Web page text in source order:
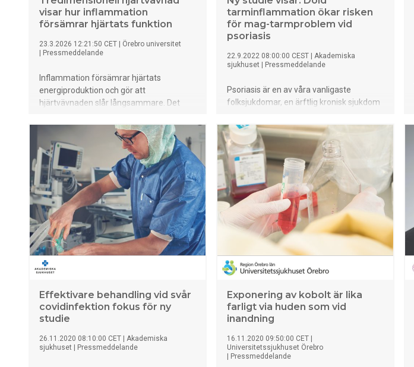
visar hur inflammation
försämrar hjärtats funktion
23.3.2026 12:21:50 CET
Örebro universitet
Pressmeddelande
Inflammation försämrar hjärtats
energiproduktion och gör att
hjärtvävnaden slår långsammare. Det
där forskare har fått tre olika typer av
hjärtceller att samverka och bete sig som
mänsklig hjärtvävnad.
tarminflammation ökar risken
för mag-tarmproblem vid
psoriasis
22.9.2022 08:00:00 CEST
Akademiska
sjukhuset
Pressmeddelande
Psoriasis är en av våra vanligaste
folksjukdomar, en ärftlig kronisk sjukdom
Kroniska inflammatoriska tarmsjukdomar
är vanligare hos patienter med psoriasis
än i övriga befolkningen. Nu visar en
klinisk studie ledd från Akademiska
sjukhuset att tarmbarriären oftare är
försämrad hos personer med sjukdomen
vilket kan vara kopplat till osynlig
inflammation och ökad risk för mag-
tarmproblem.
Effektivare behandling vid svår
covidinfektion fokus för ny
studie
26.11.2020 08:10:00 CET
Akademiska
sjukhuset
Pressmeddelande
Exponering av kobolt är lika
farligt via huden som vid
inandning
16.11.2020 09:50:00 CET
Universitetssjukhuset Örebro
Pressmeddelande